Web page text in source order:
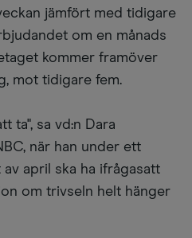
jämfört med tidigare
om en månads
kommer framöver
mot tidigare fem.
ta", sa vd:n Dara
när han under ett
april ska ha ifrågasatt
om trivseln helt hänger